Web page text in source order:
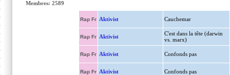
Membres: 2589
Rap Fr Aktivist Cauchemar
Rap Fr Aktivist
C'est dans la tête (darwin
vs. marx)
Rap Fr Aktivist Confonds pas
Rap Fr Aktivist Confonds pas